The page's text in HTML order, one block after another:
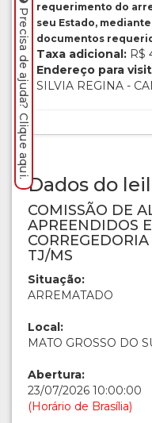
requerimento do
seu Estado,
documentos
Taxa adicional: R$
Endereço para
SILVIA REGINA -
Dados do
COMISSÃO DE
APREENDIDOS
TJ/MS
Situação:
ARREMATADO
Local:
MATO GROSSO DO
Abertura:
23/07/2026 10:00:00
(Horário de Brasília)
Precisa de ajuda? Clique aqui.